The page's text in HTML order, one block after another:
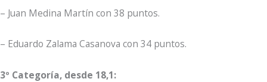
– Juan Medina Martín con 38 puntos.
– Eduardo Zalama Casanova con 34 puntos.
3º Categoría, desde 18,1: